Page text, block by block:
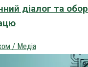
діалог та
/ Медіа